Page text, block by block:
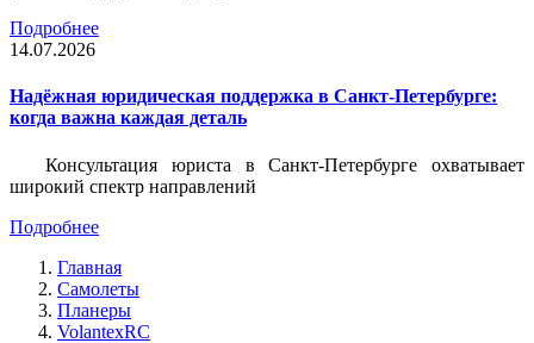
Подробнее
14.07.2026
Надёжная юридическая поддержка в Санкт-Петербурге:
когда важна каждая деталь
Консультация юриста в Санкт-Петербурге охватывает
широкий спектр направлений
Подробнее
Главная
Самолеты
Планеры
VolantexRC